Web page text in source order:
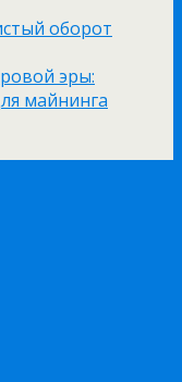
оборот
эры:
майнинга